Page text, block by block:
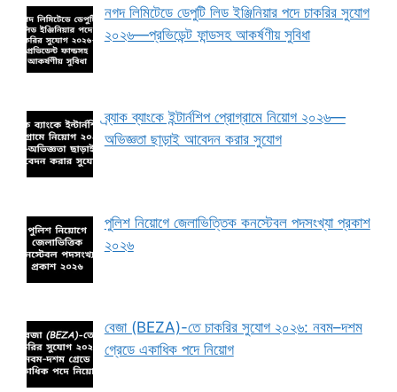
নগদ লিমিটেডে ডেপুটি লিড ইঞ্জিনিয়ার পদে চাকরির সুযোগ
২০২৬—প্রভিডেন্ট ফান্ডসহ আকর্ষণীয় সুবিধা
ব্র্যাক ব্যাংকে ইন্টার্নশিপ প্রোগ্রামে নিয়োগ ২০২৬—
অভিজ্ঞতা ছাড়াই আবেদন করার সুযোগ
পুলিশ নিয়োগে জেলাভিত্তিক কনস্টেবল পদসংখ্যা প্রকাশ
২০২৬
বেজা (BEZA)-তে চাকরির সুযোগ ২০২৬: নবম–দশম
গ্রেডে একাধিক পদে নিয়োগ